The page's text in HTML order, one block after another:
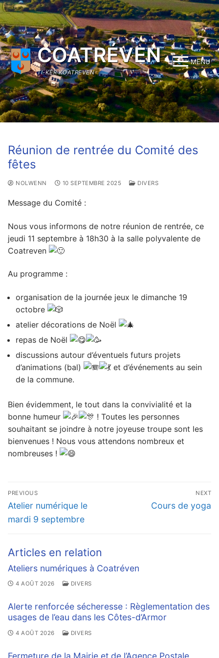
Aller
au
contenu
COATRÉVEN
TI-KÊR KOATREVEN
MENU
Réunion de rentrée du Comité des
fêtes
NOLWENN 10 SEPTEMBRE 2025 DIVERS
Message du Comité :
Nous vous informons de notre réunion de rentrée, ce
jeudi 11 septembre à 18h30 à la salle polyvalente de
Coatreven
Au programme :
organisation de la journée jeux le dimanche 19
octobre
atelier décorations de Noël
repas de Noël
discussions autour d’éventuels futurs projets
d’animations (bal)
et d’événements au sein
de la commune.
Bien évidemment, le tout dans la convivialité et la
bonne humeur
! Toutes les personnes
souhaitant se joindre à notre joyeuse troupe sont les
bienvenues ! Nous vous attendons nombreux et
nombreuses !
Navigation
de
l’article
PREVIOUS
Previous
post:
Atelier numérique le
mardi 9 septembre
NEXT
Next
Cours de yoga
Articles en relation
Ateliers numériques à Coatréven
4 AOÛT 2026 DIVERS
Alerte renforcée sécheresse : Règlementation des
usages de l’eau dans les Côtes-d’Armor
4 AOÛT 2026 DIVERS
Fermeture de la Mairie et de l’Agence Postale